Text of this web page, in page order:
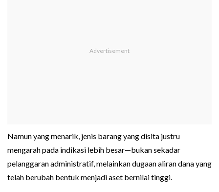
Namun yang menarik, jenis barang yang disita justru
mengarah pada indikasi lebih besar—bukan sekadar
pelanggaran administratif, melainkan dugaan aliran dana yang
telah berubah bentuk menjadi aset bernilai tinggi.